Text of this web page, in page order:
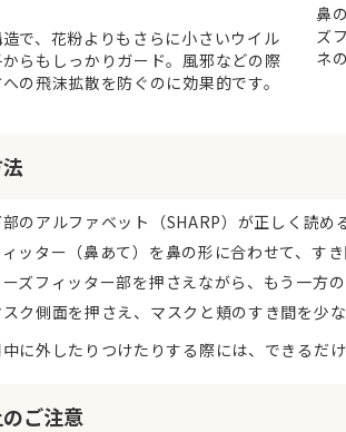
で、花粉よりもさらに小さいウイル
らもしっかりガード。風邪などの際
の飛沫拡散を防ぐのに効果的です。
鼻
ズ
ネ
のアルファベット（SHARP）が正しく読め
ッター（鼻あて）を鼻の形に合わせて、すき
ズフィッター部を押さえながら、もう一方
ク側面を押さえ、マスクと頬のすき間を少な
に外したりつけたりする際には、できるだ
ご注意